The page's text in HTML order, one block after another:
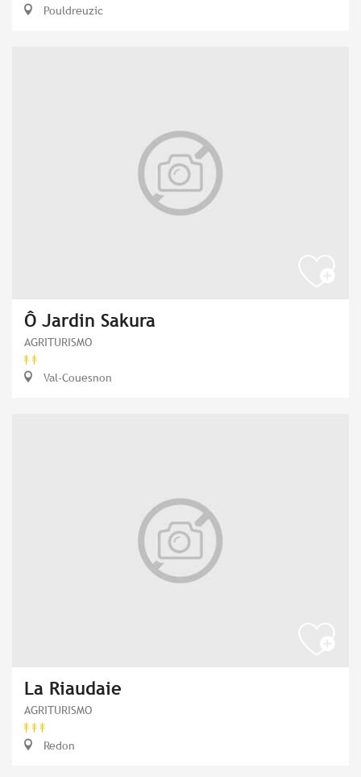
Pouldreuzic
Ô Jardin Sakura
AGRITURISMO
Val-Couesnon
La Riaudaie
AGRITURISMO
Redon